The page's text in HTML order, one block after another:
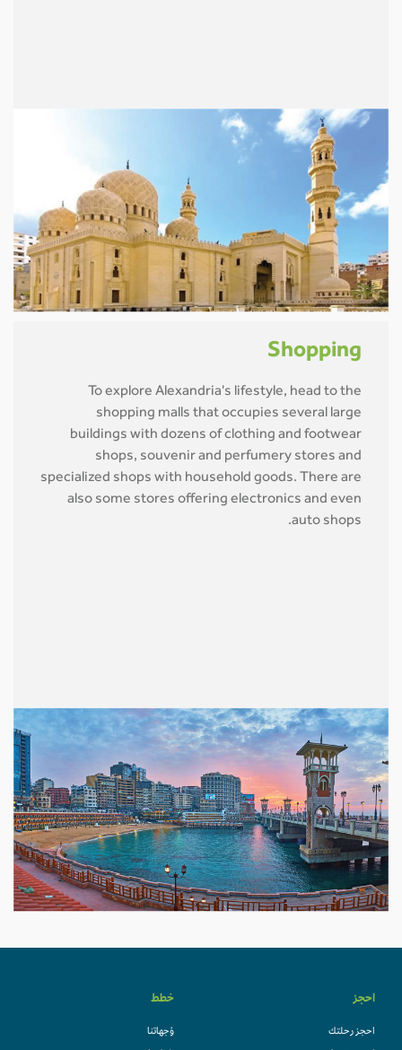
Shopping
To explore Alexandria's lifestyle, head to the
shopping malls that occupies several large
buildings with dozens of clothing and footwear
shops, souvenir and perfumery stores and
specialized shops with household goods. There are
also some stores offering electronics and even
auto shops.
احجز
احجز رحلتك
خطط
وُجهاتنا